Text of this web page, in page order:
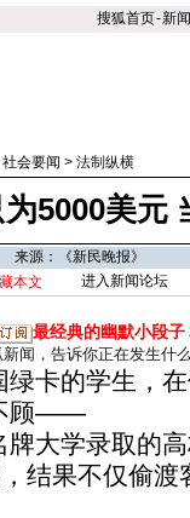
搜狐首页-新闻
社会要闻 > 法制纵横
5000美元
源：《新民晚报》
本文 进入新闻论坛
最经典的幽默小段子
新闻，告诉你正在发生什
的学生，在
顾——
大学录取的高
，结果不仅偷